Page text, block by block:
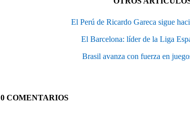
El Perú de Ricardo Gareca sigue
El Barcelona: líder de la Liga
Brasil avanza con fuerza en
0 COMENTARIOS